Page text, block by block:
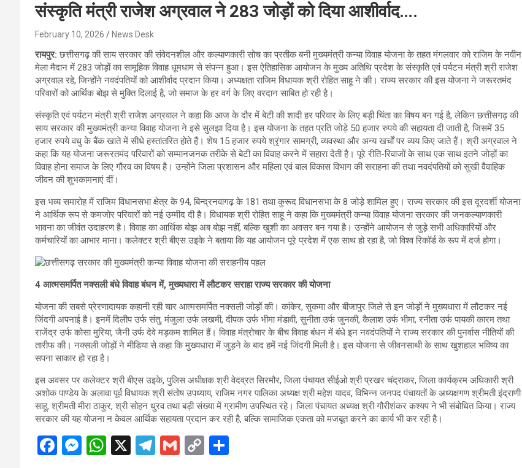
संस्कृति मंत्री राजेश अग्रवाल ने 283 जोड़ों को दिया आशीर्वाद….
February 10, 2026 News Desk
रायपुर:छत्तीसगढ़ की साय सरकार की संवेदनशील और कल्याणकारी सोच का प्रतीक बनी मुख्यमंत्री कन्या विवाह योजना के तहत मंगलवार को राजिम के नवीन
मेला मैदान में 283 जोड़ों का सामूहिक विवाह धूमधाम से संपन्न हुआ। इस ऐतिहासिक आयोजन के मुख्य अतिथि प्रदेश के संस्कृति एवं पर्यटन मंत्री श्री राजेश
अग्रवाल रहे, जिन्होंने नवदंपतियों को आशीर्वाद प्रदान किया। अध्यक्षता राजिम विधायक श्री रोहित साहू ने की। राज्य सरकार की इस योजना ने जरूरतमंद
परिवारों को आर्थिक बोझ से मुक्ति दिलाई है, जो समाज के हर वर्ग के लिए वरदान साबित हो रही है।
संस्कृति एवं पर्यटन मंत्री श्री राजेश अग्रवाल ने कहा कि आज के दौर में बेटी की शादी हर परिवार के लिए बड़ी चिंता का विषय बन गई है, लेकिन छत्तीसगढ़ की
साय सरकार की मुख्यमंत्री कन्या विवाह योजना ने इसे सुलझा दिया है। इस योजना के तहत प्रति जोड़े 50 हजार रुपये की सहायता दी जाती है, जिसमें 35
हजार रुपये वधु के बैंक खाते में सीधे हस्तांतरित होते हैं। शेष 15 हजार रुपये श्रृंगार सामग्री, व्यवस्था और अन्य खर्चों पर व्यय किए जाते हैं। श्री अग्रवाल ने
कहा कि यह योजना जरूरतमंद परिवारों को सम्मानजनक तरीके से बेटी का विवाह करने में सहारा देती है। पूरे रीति-रिवाजों के साथ एक साथ इतने जोड़ों का
विवाह होना समाज के लिए गौरव का विषय है। उन्होंने जिला प्रशासन और महिला एवं बाल विकास विभाग की सराहना की तथा नवदंपतियों को सुखी वैवाहिक
जीवन की शुभकामनाएं दीं।
इस भव्य समारोह में राजिम विधानसभा क्षेत्र के 94, बिन्द्रनवागढ़ के 181 तथा कुरूद विधानसभा के 8 जोड़े शामिल हुए। राज्य सरकार की इस दूरदर्शी योजना
ने आर्थिक रूप से कमजोर परिवारों को नई उम्मीद दी है। विधायक श्री रोहित साहू ने कहा कि मुख्यमंत्री कन्या विवाह योजना सरकार की जनकल्याणकारी
भावना का जीवंत उदाहरण है। विवाह का आर्थिक बोझ अब बोझ नहीं, बल्कि खुशी का अवसर बन गया है। उन्होंने आयोजन से जुड़े सभी अधिकारियों और
कर्मचारियों का आभार माना। कलेक्टर श्री बीएस उइके ने बताया कि यह आयोजन पूरे प्रदेश में एक साथ हो रहा है, जो विश्व रिकॉर्ड के रूप में दर्ज होगा।
4 आत्मसमर्पित नक्सली बंधे विवाह बंधन में, मुख्यधारा में लौटकर सराहा राज्य सरकार की योजना
योजना की सबसे प्रेरणादायक कहानी रही चार आत्मसमर्पित नक्सली जोड़ों की। कांकेर, सुकमा और बीजापुर जिले से इन जोड़ों ने मुख्यधारा में लौटकर नई
जिंदगी अपनाई है। इनमें दिलीप उर्फ संतु, मंजुला उर्फ लखमी, दीपक उर्फ भीमा मंडावी, सुनीता उर्फ जुनकी, कैलाश उर्फ भीमा, रनीता उर्फ पायकी कारम तथा
राजेंद्र उर्फ कोसा मुरिया, जैनी उर्फ देवे मड़कम शामिल हैं। विवाह मंत्रोचार के बीच विवाह बंधन में बंधे इन नवदंपतियों ने राज्य सरकार की पुनर्वास नीतियों की
तारीफ की। नक्सली जोड़ों ने मीडिया से कहा कि मुख्यधारा में जुड़ने के बाद हमें नई जिंदगी मिली है। इस योजना से जीवनसाथी के साथ खुशहाल भविष्य का
सपना साकार हो रहा है।
इस अवसर पर कलेक्टर श्री बीएस उइके, पुलिस अधीक्षक श्री वेदव्रत सिरमौर, जिला पंचायत सीईओ श्री प्रखर चंद्राकर, जिला कार्यक्रम अधिकारी श्री
अशोक पाण्डेय के अलावा पूर्व विधायक श्री संतोष उपध्याय, राजिम नगर पालिका अध्यक्ष श्री महेश यादव, विभिन्न जनपद पंचायतों के अध्यक्षगण श्रीमती इंद्राणी
साहू, श्रीमती मीरा ठाकुर, श्री सोहन धु्रव तथा बड़ी संख्या में ग्रामीण उपस्थित रहे। जिला पंचायत अध्यक्ष श्री गौरीशंकर कश्यप ने भी संबोधित किया। राज्य
सरकार की यह योजना न केवल आर्थिक सहायता प्रदान कर रही है, बल्कि सामाजिक एकता को मजबूत करने का कार्य भी कर रही है।
F
M W X
T
G
C